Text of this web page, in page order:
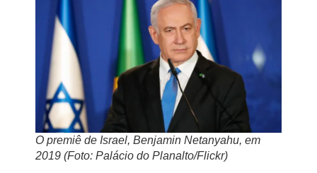
O premiê de Israel, Benjamin Netanyahu, em
2019 (Foto: Palácio do Planalto/Flickr)